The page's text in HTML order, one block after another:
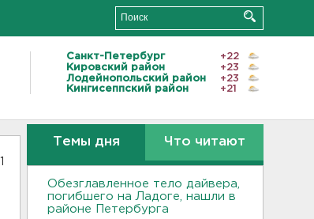
Санкт-Петербург
+22
Кировский район
+23
Лодейнопольский район
+23
Кингисеппский район
+21
Темы дня Что читают
Обезглавленное тело дайвера,
погибшего на Ладоге, нашли в
районе Петербурга